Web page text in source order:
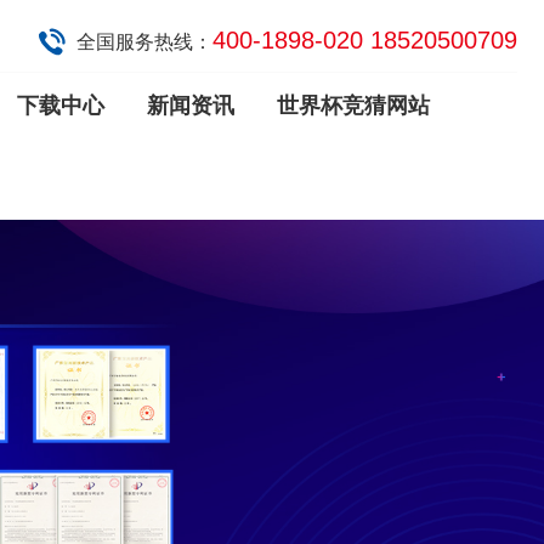
全国服务热线： 400-1898-020 18520500709
下载中心 新闻资讯 世界杯竞猜网站